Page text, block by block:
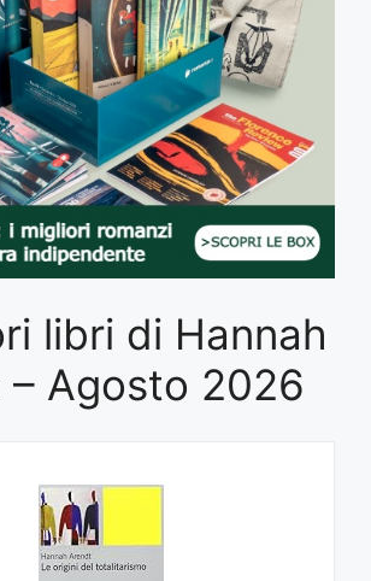
libri di Hannah
– Agosto 2026